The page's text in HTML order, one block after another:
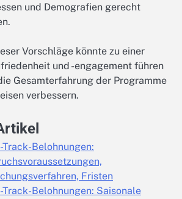
und Demografien gerecht
Vorschläge könnte zu einer
und -engagement führen
Gesamterfahrung der Programme
verbessern.
Track-Belohnungen:
Fristen
Track-Belohnungen: Saisonale